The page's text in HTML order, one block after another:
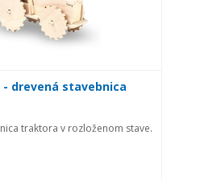
drevená stavebnica
traktora v rozloženom stave.